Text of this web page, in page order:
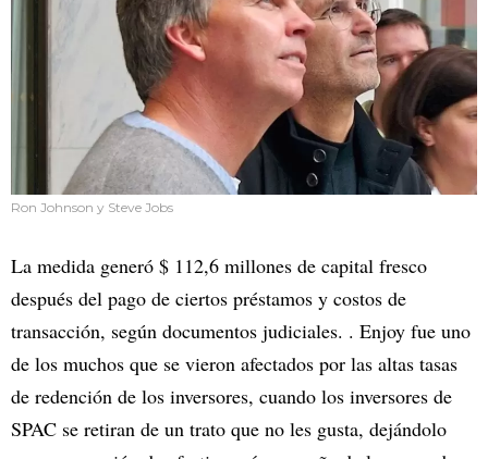
Ron Johnson y Steve Jobs
La medida generó $ 112,6 millones de capital fresco
después del pago de ciertos préstamos y costos de
transacción, según documentos judiciales. . Enjoy fue uno
de los muchos que se vieron afectados por las altas tasas
de redención de los inversores, cuando los inversores de
SPAC se retiran de un trato que no les gusta, dejándolo